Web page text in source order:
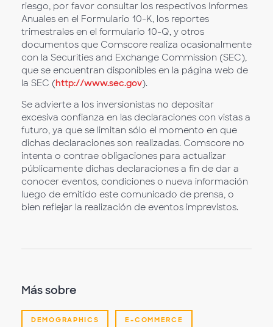
riesgo, por favor consultar los respectivos Informes
Anuales en el Formulario 10-K, los reportes
trimestrales en el formulario 10-Q, y otros
documentos que Comscore realiza ocasionalmente
con la Securities and Exchange Commission (SEC),
que se encuentran disponibles en la página web de
la SEC (http://www.sec.gov).
Se advierte a los inversionistas no depositar
excesiva confianza en las declaraciones con vistas a
futuro, ya que se limitan sólo el momento en que
dichas declaraciones son realizadas. Comscore no
intenta o contrae obligaciones para actualizar
públicamente dichas declaraciones a fin de dar a
conocer eventos, condiciones o nueva información
luego de emitido este comunicado de prensa, o
bien reflejar la realización de eventos imprevistos.
Más sobre
DEMOGRAPHICS E-COMMERCE